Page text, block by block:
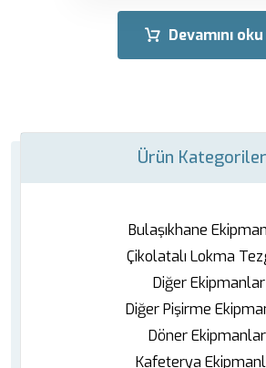
Devamını oku
Ürün
Bulaşıkhane
Çikolatalı Lokma
Diğer Ekipmanlar
Diğer Pişirme
Döner
Kafeterya